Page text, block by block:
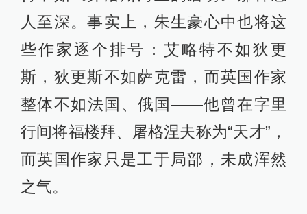
人至深。事实上，朱生豪心中也将这
些作家逐个排号：艾略特不如狄更
斯，狄更斯不如萨克雷，而英国作家
整体不如法国、俄国——他曾在字里
行间将福楼拜、屠格涅夫称为“天才”，
而英国作家只是工于局部，未成浑然
之气。